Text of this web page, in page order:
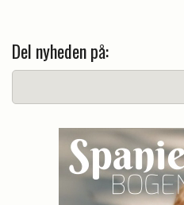
Del nyheden på: